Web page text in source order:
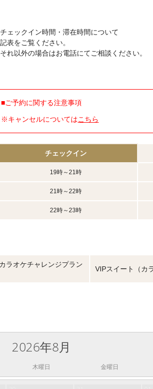
ェックイン時間・滞在時間について
表をご覧ください。
れ以外の場合はお電話にてご相談ください。
■ご予約に関する注意事項
※キャンセルについてはこちら
チェックイン
19時～21時
21時～22時
22時～23時
ラオケチャレンジプラン
VIPスイート（カ
2026年8月
木曜日 金曜日